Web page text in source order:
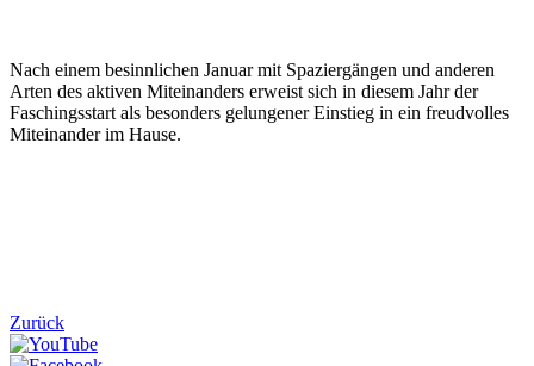
Nach einem besinnlichen Januar mit Spaziergängen und anderen
Arten des aktiven Miteinanders erweist sich in diesem Jahr der
Faschingsstart als besonders gelungener Einstieg in ein freudvolles
Miteinander im Hause.
Zurück